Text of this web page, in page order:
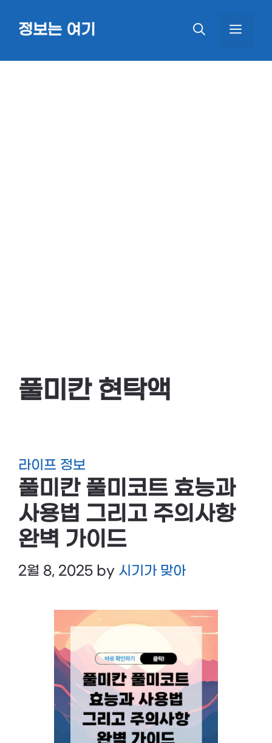
정보는 여기
풀미칸 현탁액
라이프 정보
풀미칸 풀미코트 효능과
사용법 그리고 주의사항
완벽 가이드
2월 8, 2025 by 시기가 맞아